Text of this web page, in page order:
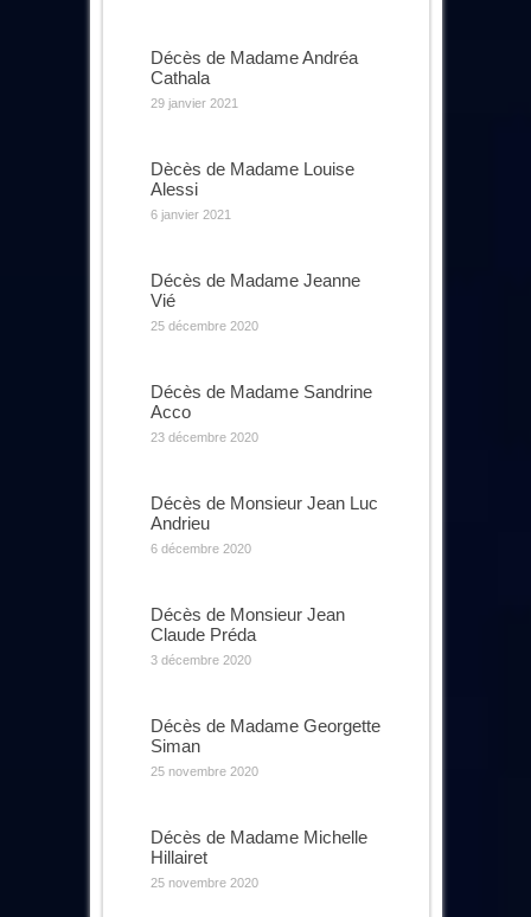
Décès de Madame Andréa
Cathala
29 janvier 2021
Dècès de Madame Louise
Alessi
6 janvier 2021
Décès de Madame Jeanne
Vié
25 décembre 2020
Décès de Madame Sandrine
Acco
23 décembre 2020
Décès de Monsieur Jean Luc
Andrieu
6 décembre 2020
Décès de Monsieur Jean
Claude Préda
3 décembre 2020
Décès de Madame Georgette
Siman
25 novembre 2020
Décès de Madame Michelle
Hillairet
25 novembre 2020